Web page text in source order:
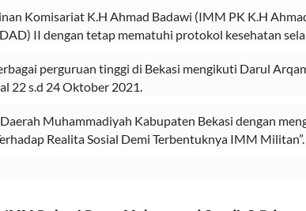
Komisariat K.H Ahmad Badawi (IMM PK K.H
II dengan tetap mematuhi protokol kesehatan
perguruan tinggi di Bekasi mengikuti Darul
22 s.d 24 Oktober 2021.
Muhammadiyah Kabupaten Bekasi dengan
Realita Sosial Demi Terbentuknya IMM Militan”.